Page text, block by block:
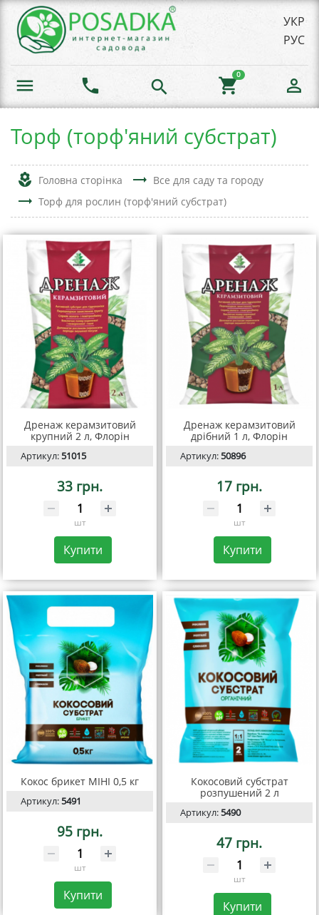
УКР
РУС
menu phone search shopping_cart
0
person_outline
Торф (торф'яний субстрат)
local_florist Головна сторінка trending_flat Все для саду та городу
trending_flat Торф для рослин (торф'яний субстрат)
Дренаж керамзитовий
крупний 2 л, Флорін
Артикул:51015
33 грн.
шт
Купити
Дренаж керамзитовий
дрібний 1 л, Флорін
Артикул:50896
17 грн.
шт
Купити
Кокос брикет МІНІ 0,5 кг
Артикул:5491
95 грн.
шт
Купити
Кокосовий субстрат
розпушений 2 л
Артикул:5490
47 грн.
шт
Купити